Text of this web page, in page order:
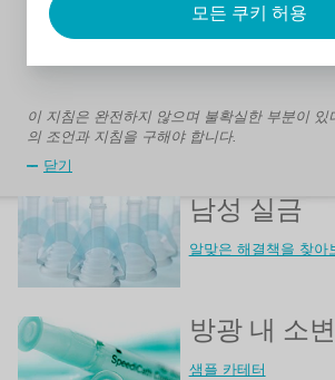
모든 쿠키 허용
*나라마다 표준은 다를 수 있으므로 가기 전에
이 지침은 완전하지 않으며 불확실한 부분이 있
의 조언과 지침을 구해야 합니다.
닫기
남성 실금
알맞은 해결책을 찾아
방광 내 소
샘플 카테터